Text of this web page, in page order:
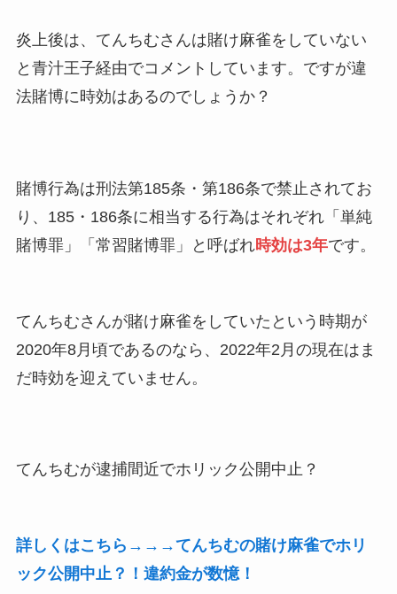
炎上後は、てんちむさんは賭け麻雀をしていない
と青汁王子経由でコメントしています。ですが違
法賭博に時効はあるのでしょうか？
賭博行為は刑法第185条・第186条で禁止されてお
り、185・186条に相当する行為はそれぞれ「単純
賭博罪」「常習賭博罪」と呼ばれ時効は3年です。
てんちむさんが賭け麻雀をしていたという時期が
2020年8月頃であるのなら、2022年2月の現在はま
だ時効を迎えていません。
てんちむが逮捕間近でホリック公開中止？
詳しくはこちら→→→てんちむの賭け麻雀でホリ
ック公開中止？！違約金が数憶！